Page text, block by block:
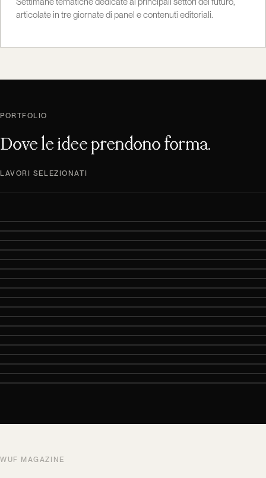
articolate in tre giornate di panel e contenuti editoriali.
PORTFOLIO
Dove le idee prendono forma.
LAVORI SELEZIONATI
WUF MAGAZINE